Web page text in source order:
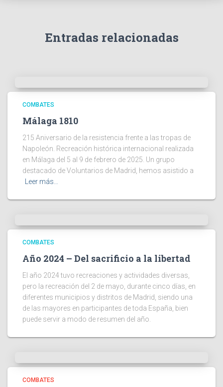
Entradas relacionadas
COMBATES
Málaga 1810
215 Aniversario de la resistencia frente a las tropas de
Napoleón. Recreación histórica internacional realizada
en Málaga del 5 al 9 de febrero de 2025. Un grupo
destacado de Voluntarios de Madrid, hemos asistido a
Leer más…
COMBATES
Año 2024 – Del sacrificio a la libertad
El año 2024 tuvo recreaciones y actividades diversas,
pero la recreación del 2 de mayo, durante cinco días, en
diferentes municipios y distritos de Madrid, siendo una
de las mayores en participantes de toda España, bien
puede servir a modo de resumen del año.
COMBATES